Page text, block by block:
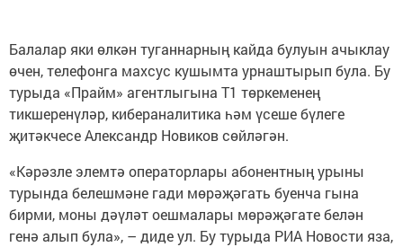
Балалар яки өлкән туганнарның кайда булуын ачыклау
өчен, телефонга махсус кушымта урнаштырып була. Бу
турыда «Прайм» агентлыгына Т1 төркеменең
тикшеренүләр, кибераналитика һәм үсеше бүлеге
җитәкчесе Александр Новиков сөйләгән.
«Кәрәзле элемтә операторлары абонентның урыны
турында белешмәне гади мөрәҗәгать буенча гына
бирми, моны дәүләт оешмалары мөрәҗәгате белән
генә алып була», – диде ул. Бу турыда РИА Новости яза,